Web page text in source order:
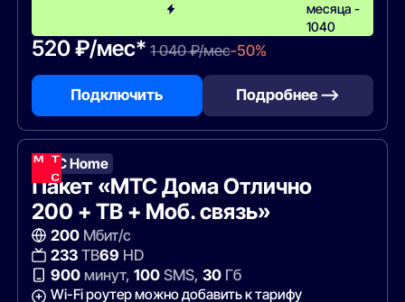
месяца -
1040
520 ₽/мес* 1 040 ₽/мес-50%
Подключить Подробнее —>
МТС Home
Пакет «МТС Дома Отлично
200 + ТВ + Моб. связь»
200Мбит/с
233ТВ69 HD
900минут, 100SMS, 30Гб
Wi-Fi роутер можно добавить к тарифу